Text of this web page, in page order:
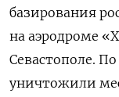
базирования
на аэродроме
Севастополе.
уничтожили